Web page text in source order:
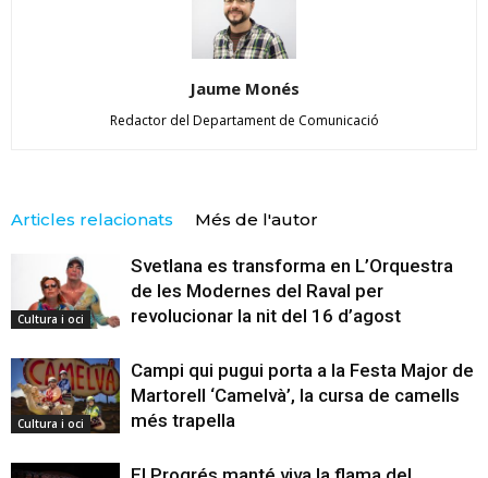
Jaume Monés
Redactor del Departament de Comunicació
Articles relacionats Més de l'autor
Cultura i oci
Svetlana es transforma en L’Orquestra
de les Modernes del Raval per
revolucionar la nit del 16 d’agost
Cultura i oci
Campi qui pugui porta a la Festa Major de
Martorell ‘Camelvà’, la cursa de camells
més trapella